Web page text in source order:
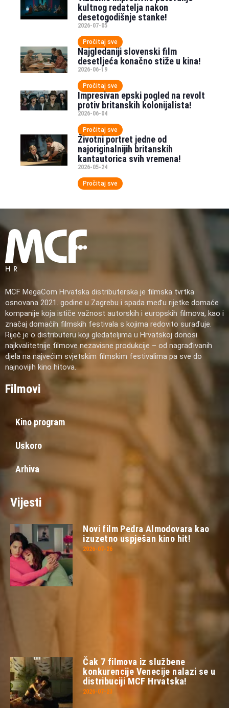
kultnog redatelja nakon
desetogodišnje stanke!
2026-07-05
Pročitaj sve
Najgledaniji slovenski film
desetljeća konačno stiže u kina!
2026-06-19
Pročitaj sve
Impresivan epski pogled na revolt
protiv britanskih kolonijalista!
2026-06-04
Pročitaj sve
Životni portret jedne od
najoriginalnijih britanskih
kantautorica svih vremena!
2026-05-24
Pročitaj sve
MCF MegaCom Hrvatska distributerska je filmska tvrtka
osnovana 2021. godine u Zagrebu i spada među rijetke domaće
kompanije koja ističe važnost autorskih i europskih filmova, kao i
značaj domaćih filmskih festivala s kojima redovito surađuje.
Riječ je o distributeru koji gledateljima u Hrvatskoj donosi
najkvalitetnije filmove nezavisne produkcije – od nagrađivanih
djela na najvećim svjetskim filmskim festivalima pa sve do
najnovijih kino hitova.
Filmovi
Kino program
Uskoro
Arhiva
Vijesti
Novi film Pedra Almodovara kao
izuzetno uspješan kino hit!
2026-07-26
Čak 7 filmova iz službene
konkurencije Venecije nalazi se u
distribuciji MCF Hrvatska!
2026-07-23